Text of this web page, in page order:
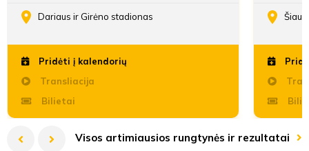
55'
Dariaus ir Girėno stadionas
Pridėti į kalendorių
Transliacija
Bilietai
Visos artimiausios rungtynės ir rezultatai